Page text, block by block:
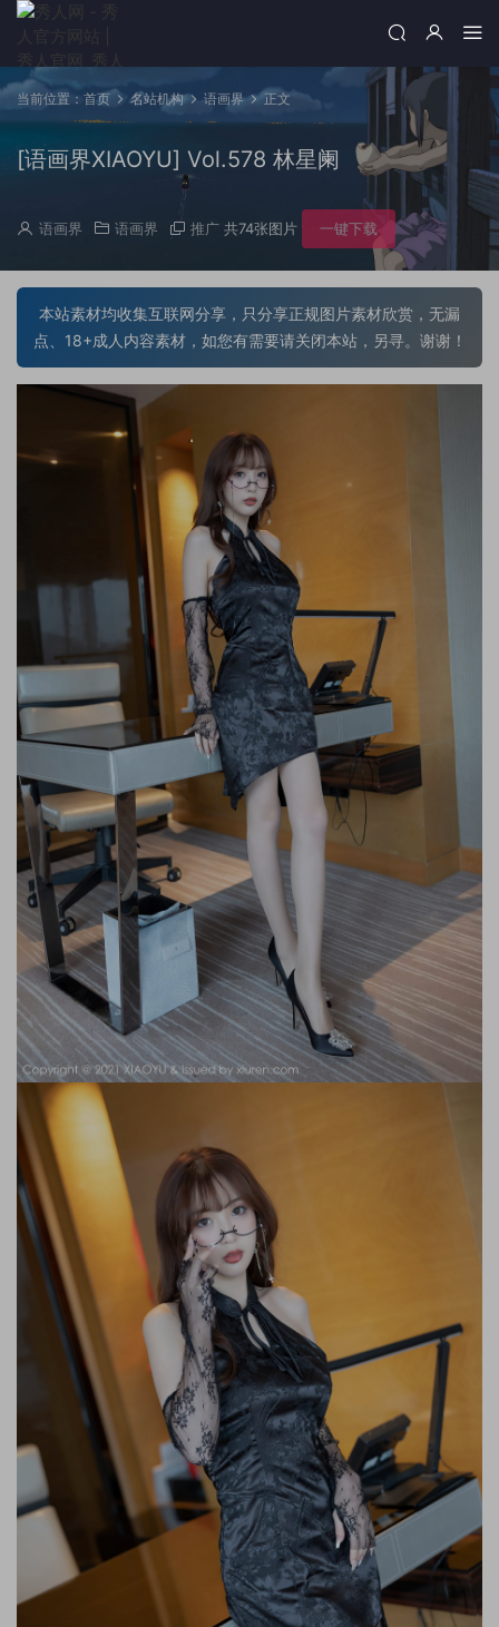
当前位置： 首页 名站机构 语画界 正文
[语画界XIAOYU] Vol.578 林星阑
语画界 语画界 推广 共74张图片 一键下载
本站素材均收集互联网分享，只分享正规图片素材欣赏，无漏
点、18+成人内容素材，如您有需要请关闭本站，另寻。谢谢！